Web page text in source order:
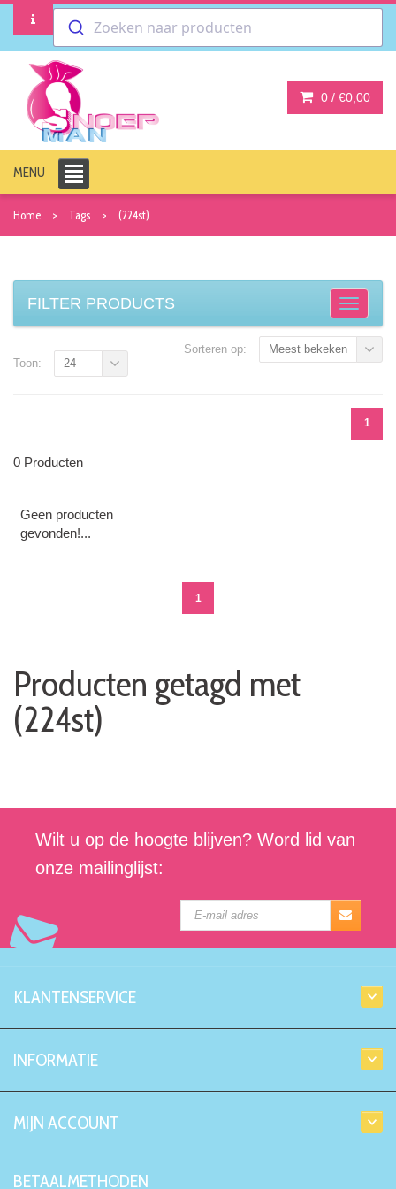
Zoeken naar producten
0 / €0,00
MENU
Home Tags (224st)
FILTER PRODUCTS
Sorteren op: Meest bekeken
1
Toon: 24
0 Producten
Geen producten
gevonden!...
1
Producten getagd met
(224st)
Wilt u op de hoogte blijven? Word lid van
onze mailinglijst:
KLANTENSERVICE
INFORMATIE
MIJN ACCOUNT
BETAALMETHODEN